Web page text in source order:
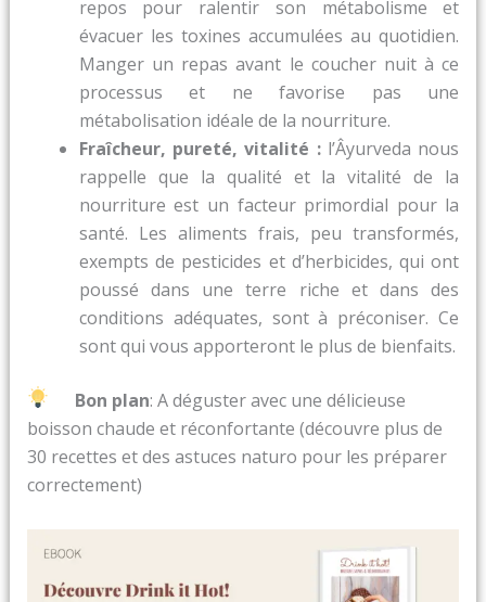
repos pour ralentir son métabolisme et
évacuer les toxines accumulées au quotidien.
Manger un repas avant le coucher nuit à ce
processus et ne favorise pas une
métabolisation idéale de la nourriture.
Fraîcheur, pureté, vitalité :l’Âyurveda nous
rappelle que la qualité et la vitalité de la
nourriture est un facteur primordial pour la
santé. Les aliments frais, peu transformés,
exempts de pesticides et d’herbicides, qui ont
poussé dans une terre riche et dans des
conditions adéquates, sont à préconiser. Ce
sont qui vous apporteront le plus de bienfaits.
Bon plan: A déguster avec une délicieuse
boisson chaude et réconfortante (découvre plus de
30 recettes et des astuces naturo pour les préparer
correctement)